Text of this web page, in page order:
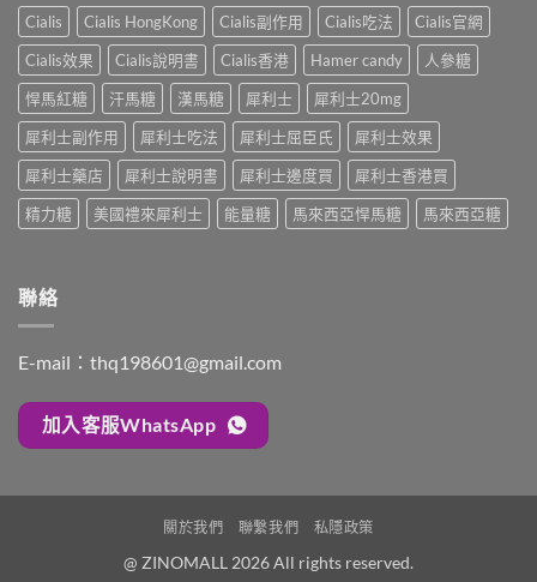
療
程
安
排
與
療
效
評
估〉
中
完
整
解
析：
併
用
條
件、
風
險
雙
效
合
一
如
何
同
時
解
決
早
中
強、
半
顆
又
不
夠？
破
解
「劑
量
尬」
與
方
案〉
Cialis Cialis HongKong Cialis副作用 Cialis吃法
Cialis官網
Cialis效果
Cialis說明書 Cialis香港 Hamer candy
人參糖
悍馬紅糖
汗馬糖 漢馬糖 犀利士
犀利士20mg
犀利士副作用
犀利士吃法 犀利士屈臣氏
犀利士效果
犀利士藥店
犀利士說明書 犀利士邊度買
犀利士香港買
精力糖
美國禮來犀利士 能量糖 馬來西亞悍馬糖 馬來西亞糖
聯絡
E-mail： thq198601@gmail.com
加入客服WhatsApp
關於我們 聯繫我們 私隱政策
@ ZINOMALL 2026 All rights reserved.